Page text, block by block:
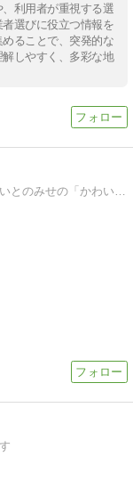
利用者が重視する選
選びに役立つ情報を
ることで、突発的な
しやすく、多彩な地
こちらは、八王子の老舗手芸店くればやしいとのみせの「かわいいもの研究所」になります。紅林糸の店は、女性4人の小さなお店です。みんな可愛いものが大好き！